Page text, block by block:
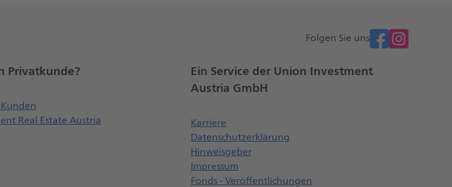
Folgen Sie uns facebook
Privatkunde?
Real Estate Austria
Ein Service der Union Investment
Austria GmbH
Karriere
Datenschutzerklärung
HinweisgeberÖffnet einen neuen Browser Tab
Impressum
Fonds - Veröffentlichungen